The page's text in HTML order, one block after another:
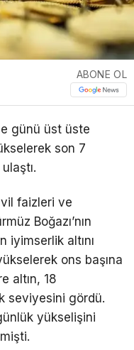
ABONE OL
günü üst üste
son 7
faizleri ve
Boğazı’nın
iyimserlik altını
ons başına
altın, 18
seviyesini gördü.
yükselişini